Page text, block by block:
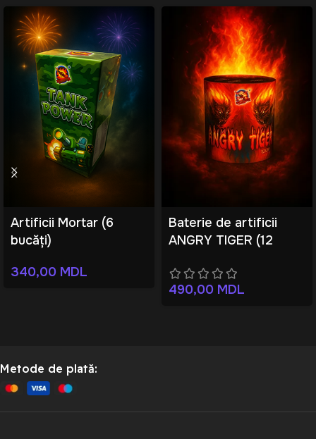
Artificii Mortar (6
bucăți)
340,00 MDL
Baterie de artificii
ANGRY TIGER (12
490,00 MDL
Metode de plată: